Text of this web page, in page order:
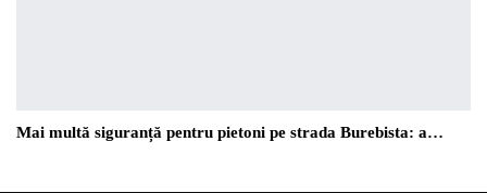
Mai multă siguranță pentru pietoni pe strada Burebista: a…